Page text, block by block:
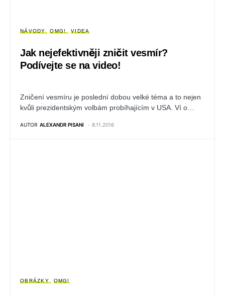
NÁVODY OMG! VIDEA
Jak nejefektivněji zničit vesmír?
Podívejte se na video!
Zničení vesmíru je poslední dobou velké téma a to nejen
kvůli prezidentským volbám probíhajícím v USA. Ví o…
AUTOR ALEXANDR PISANI 8.11.2016
OBRÁZKY OMG!